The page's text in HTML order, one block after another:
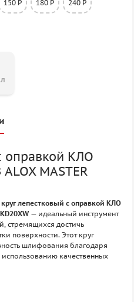
150 P 180 P 240 P
оправкой КЛО
MASTER
круг лепестковый с оправкой КЛО
— идеальный инструмент
стремящихся достичь
поверхности. Этот круг
шлифования благодаря
качественных